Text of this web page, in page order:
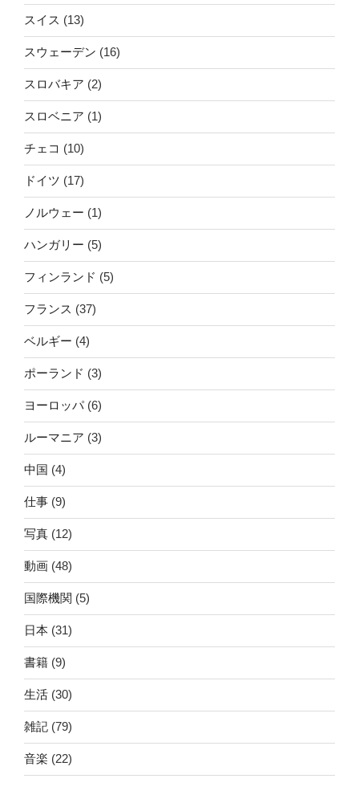
スイス (13)
スウェーデン (16)
スロバキア (2)
スロベニア (1)
チェコ (10)
ドイツ (17)
ノルウェー (1)
ハンガリー (5)
フィンランド (5)
フランス (37)
ベルギー (4)
ポーランド (3)
ヨーロッパ(6)
ルーマニア (3)
中国 (4)
仕事 (9)
写真 (12)
動画 (48)
国際機関 (5)
日本 (31)
書籍 (9)
生活 (30)
雑記 (79)
音楽 (22)